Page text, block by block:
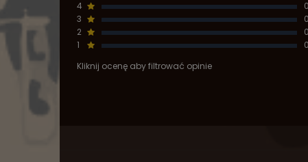
4
0
3
0
2
0
1
0
Kliknij ocenę aby filtrować opinie